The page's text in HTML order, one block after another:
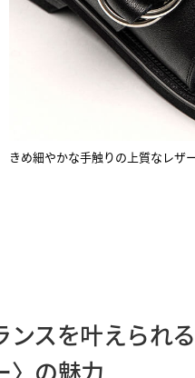
きめ細やかな手触りの上質なレザ
スを叶えられ
〉の魅力